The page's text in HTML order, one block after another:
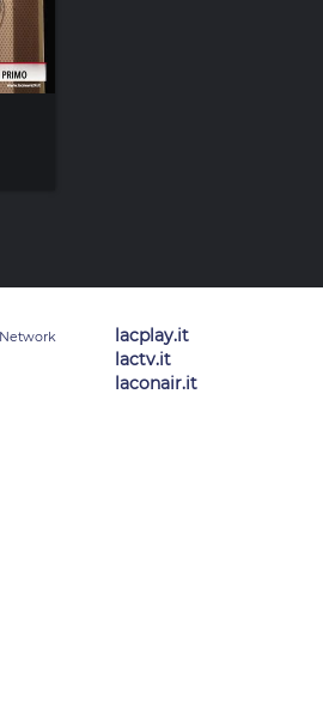
lacplay.it
lactv.it
laconair.it